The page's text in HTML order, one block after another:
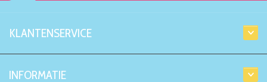
KLANTENSERVICE
INFORMATIE